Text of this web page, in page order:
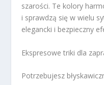
szarości. Te kolory
i sprawdzą się w wielu
elegancki i bezpieczny
Ekspresowe triki dla
Potrzebujesz